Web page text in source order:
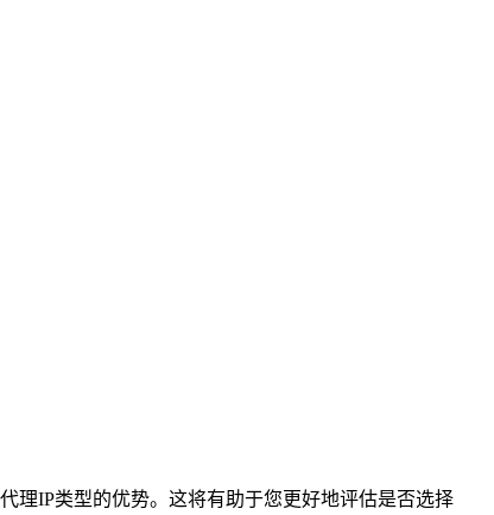
理IP类型的优势。这将有助于您更好地评估是否选择